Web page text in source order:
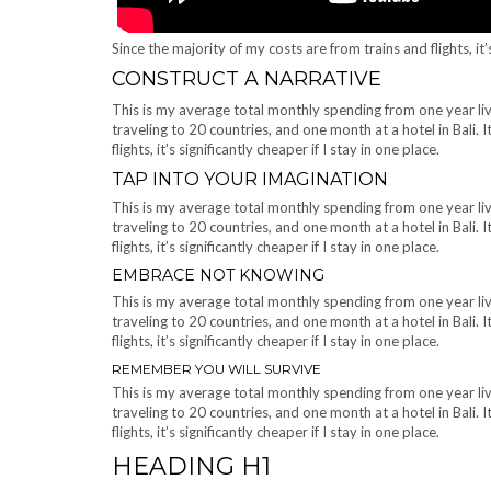
Since the majority of my costs are from trains and flights,
CONSTRUCT A NARRATIVE
This is my average total monthly spending from one year
traveling to 20 countries, and one month at a hotel in Bali.
flights, it’s significantly cheaper if I stay in one place.
TAP INTO YOUR IMAGINATION
This is my average total monthly spending from one year
traveling to 20 countries, and one month at a hotel in Bali.
flights, it’s significantly cheaper if I stay in one place.
EMBRACE NOT KNOWING
This is my average total monthly spending from one year
traveling to 20 countries, and one month at a hotel in Bali.
flights, it’s significantly cheaper if I stay in one place.
REMEMBER YOU WILL SURVIVE
This is my average total monthly spending from one year
traveling to 20 countries, and one month at a hotel in Bali.
flights, it’s significantly cheaper if I stay in one place.
HEADING H1